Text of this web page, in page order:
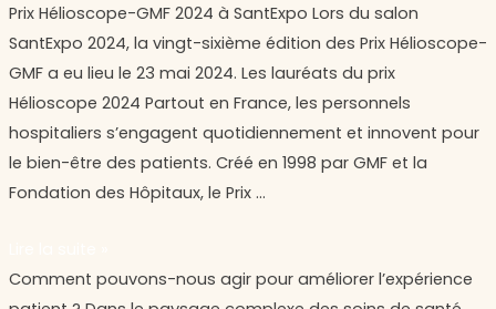
Prix Hélioscope-GMF 2024 à SantExpo Lors du salon
SantExpo 2024, la vingt-sixième édition des Prix Hélioscope-
GMF a eu lieu le 23 mai 2024. Les lauréats du prix
Hélioscope 2024 Partout en France, les personnels
hospitaliers s’engagent quotidiennement et innovent pour
le bien-être des patients. Créé en 1998 par GMF et la
Fondation des Hôpitaux, le Prix …
Prix
Hélioscope-
GMF
2024
à
SantExpo
Comment pouvons-nous agir pour améliorer l’expérience
Comment